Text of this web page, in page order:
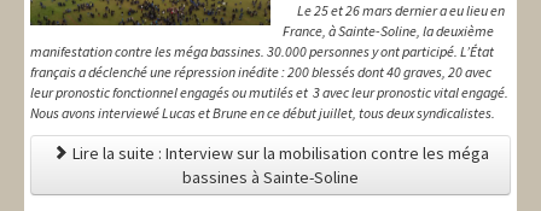
Le 25 et 26 mars dernier a eu lieu en
France, à Sainte-Soline, la deuxième
manifestation contre les méga bassines. 30.000 personnes y ont participé. L’État
français a déclenché une répression inédite : 200 blessés dont 40 graves, 20 avec
leur pronostic fonctionnel engagés ou mutilés et 3 avec leur pronostic vital engagé.
Nous avons interviewé Lucas et Brune en ce début juillet, tous deux syndicalistes.
Lire la suite : Interview sur la mobilisation contre les méga
bassines à Sainte-Soline